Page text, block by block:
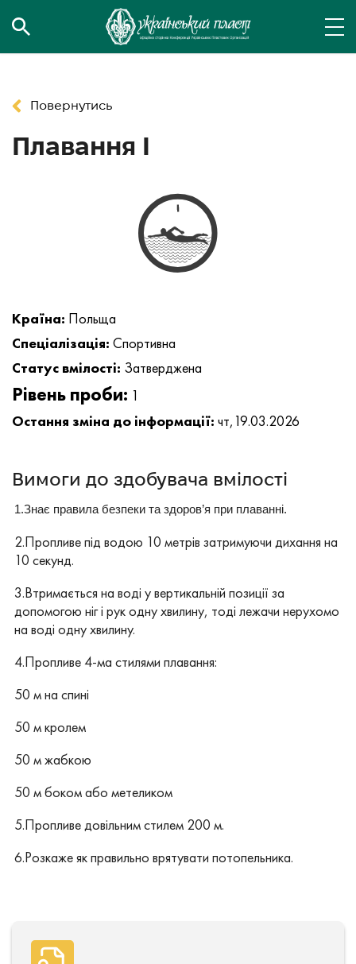
Повернутись
Плавання І
Країна: Польща
Спеціалізація: Спортивна
Статус вмілості: Затверджена
Рівень проби: 1
Остання зміна до інформації: чт,19.03.2026
Вимоги до здобувача вмілості
1.Знає правила безпеки та здоров’я при плаванні.
2.Пропливе під водою 10 метрів затримуючи дихання на
10 секунд.
3.Втримається на воді у вертикальній позиції за
допомогою ніг і рук одну хвилину, тоді лежачи нерухомо
на воді одну хвилину.
4.Пропливе 4-ма стилями плавання:
50 м на спині
50 м кролем
50 м жабкою
50 м боком або метеликом
5.Пропливе довільним стилем 200 м.
6.Розкаже як правильно врятувати потопельника.